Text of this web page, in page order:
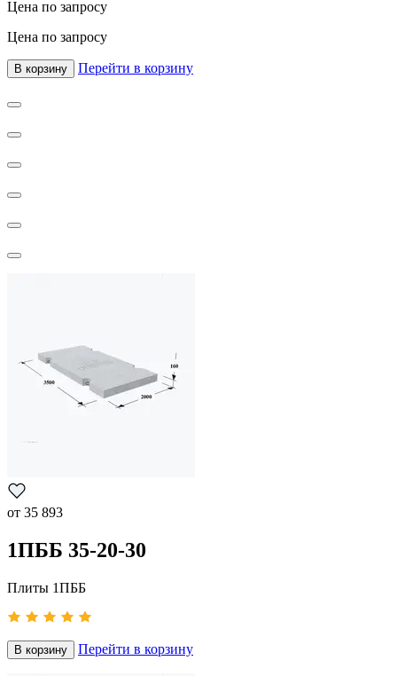
Цена по запросу
Цена по запросу
В корзину Перейти в корзину
от 35 893
1ПББ 35-20-30
Плиты 1ПББ
В корзину Перейти в корзину